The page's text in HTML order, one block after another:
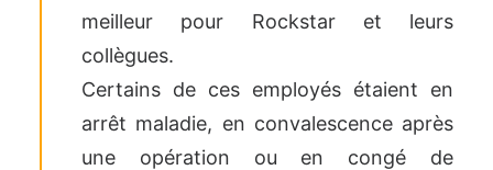
meilleur pour Rockstar et leurs
collègues.
Certains de ces employés étaient en
arrêt maladie, en convalescence après
une opération ou en congé de